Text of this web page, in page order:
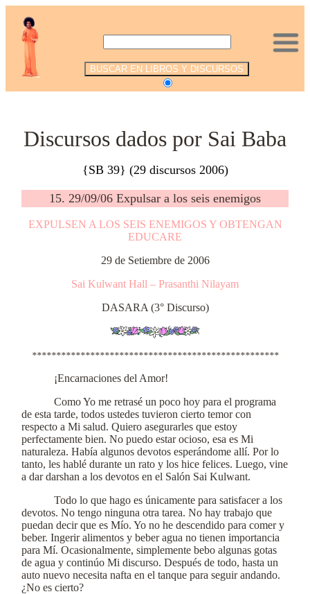
Discursos dados por Sai Baba
{SB 39} (29 discursos 2006)
15. 29/09/06 Expulsar a los seis enemigos
EXPULSEN A LOS SEIS ENEMIGOS Y OBTENGAN
EDUCARE
29 de Setiembre de 2006
Sai Kulwant Hall – Prasanthi Nilayam
DASARA (3° Discurso)
***************************************************
¡Encarnaciones del Amor!
Como Yo me retrasé un poco hoy para el programa
de esta tarde, todos ustedes tuvieron cierto temor con
respecto a Mi salud. Quiero asegurarles que estoy
perfectamente bien. No puedo estar ocioso, esa es Mi
naturaleza. Había algunos devotos esperándome allí. Por lo
tanto, les hablé durante un rato y los hice felices. Luego, vine
a dar darshan a los devotos en el Salón Sai Kulwant.
Todo lo que hago es únicamente para satisfacer a los
devotos. No tengo ninguna otra tarea. No hay trabajo que
puedan decir que es Mío. Yo no he descendido para comer y
beber. Ingerir alimentos y beber agua no tienen importancia
para Mí. Ocasionalmente, simplemente bebo algunas gotas
de agua y continúo Mi discurso. Después de todo, hasta un
auto nuevo necesita nafta en el tanque para seguir andando.
¿No es cierto?